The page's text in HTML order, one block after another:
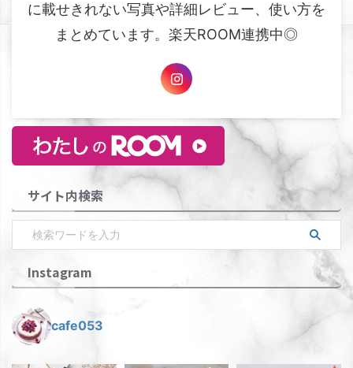
に載せきれない写真や詳細レビュー、使い方を
まとめています。楽天ROOM連携中◎
サイト内検索
Instagram
cafe053